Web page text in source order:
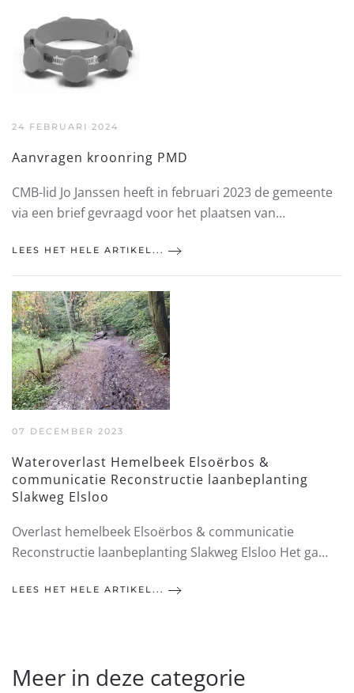
24 FEBRUARI 2024
Aanvragen kroonring PMD
CMB-lid Jo Janssen heeft in februari 2023 de gemeente
via een brief gevraagd voor het plaatsen van…
LEES HET HELE ARTIKEL...
07 DECEMBER 2023
Wateroverlast Hemelbeek Elsoërbos &
communicatie Reconstructie laanbeplanting
Slakweg Elsloo
Overlast hemelbeek Elsoërbos & communicatie
Reconstructie laanbeplanting Slakweg Elsloo Het ga…
LEES HET HELE ARTIKEL...
Meer in deze categorie